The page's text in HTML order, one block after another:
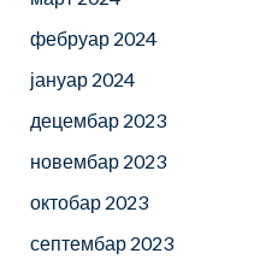
фебруар 2024
јануар 2024
децембар 2023
новембар 2023
октобар 2023
септембар 2023